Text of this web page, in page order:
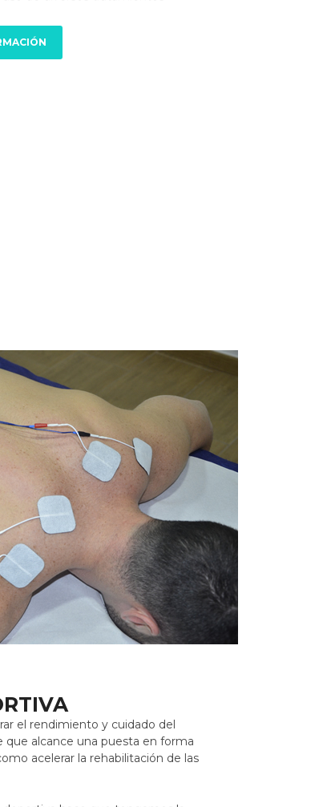
el rendimiento y cuidado del
que alcance una puesta en forma
acelerar la rehabilitación de las